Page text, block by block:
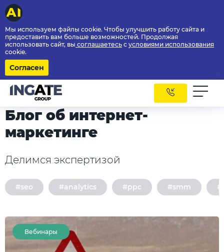
Мы используем файлы cookie. Чтобы улучшить работу сайта и
предоставить вам больше возможностей. Продолжая
использовать сайт, вы соглашаетесь с условиями использования
cookie.
Согласен
Блог об интернет-
маркетинге
Делимся экспертизой
#seo #analytics #ppc #smm
Вебинары